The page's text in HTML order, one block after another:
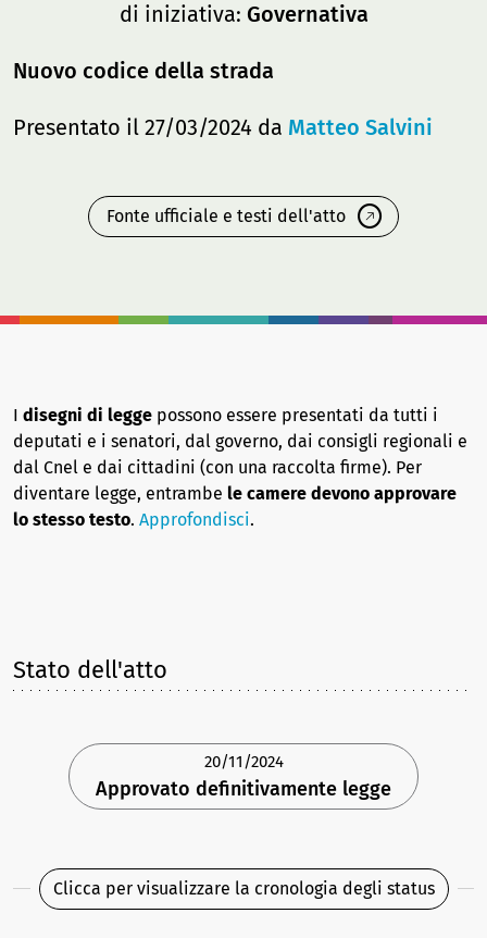
di iniziativa: Governativa
Nuovo codice della strada
Presentato il 27/03/2024 da Matteo Salvini
Fonte ufficiale e testi dell'atto
I disegni di legge possono essere presentati da tutti i
deputati e i senatori, dal governo, dai consigli regionali e
dal Cnel e dai cittadini (con una raccolta firme). Per
diventare legge, entrambe le camere devono approvare
lo stesso testo. Approfondisci.
Stato dell'atto
20/11/2024
Approvato definitivamente legge
Clicca per visualizzare la cronologia degli status